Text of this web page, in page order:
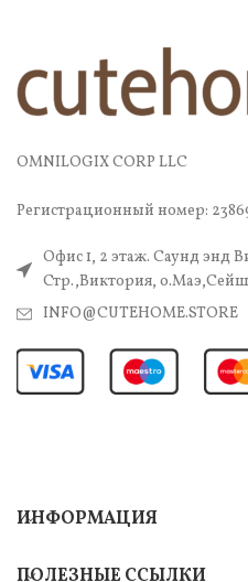
OMNILOGIX CORP LLC
Регистрационный номер:
Офис 1, 2 этаж. Саунд энд
Стр.,Виктория,
INFO@CUTEHOME.STORE
ИНФОРМАЦИЯ
ПОЛЕЗНЫЕ ССЫЛКИ